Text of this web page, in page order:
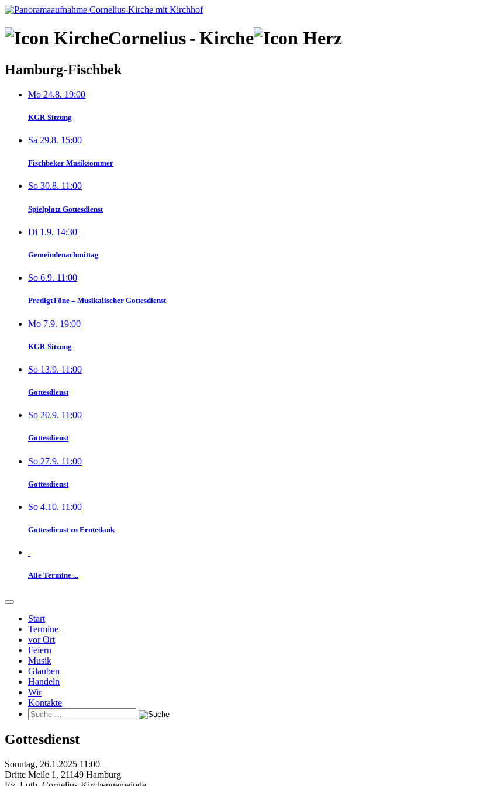
Skip
content
Cornelius-Kirche
Hamburg-Fischbek
Mo 24.8. 19:00
KGR-Sitzung
Sa 29.8. 15:00
Fischbeker Musiksommer
So 30.8. 11:00
Spielplatz Gottesdienst
Di 1.9. 14:30
Gemeindenachmittag
So 6.9. 11:00
PredigtTöne – Musikalischer Gottesdienst
Mo 7.9. 19:00
KGR-Sitzung
So 13.9. 11:00
Gottesdienst
So 20.9. 11:00
Gottesdienst
So 27.9. 11:00
Gottesdienst
So 4.10. 11:00
Gottesdienst zu Erntedank
Alle Termine ...
Start
Termine
vor Ort
Feiern
Musik
Glauben
Handeln
Wir
Kontakte
Gottesdienst
Sonntag, 26.1.2025 11:00
Dritte Meile 1 , 21149 Hamburg